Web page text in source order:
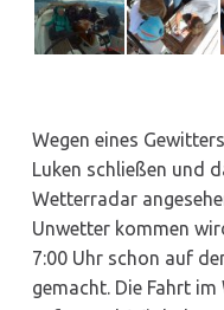
Wegen eines
Luken schließen und
Wetterradar
Unwetter kommen
7:00 Uhr schon auf
gemacht. Die Fahrt